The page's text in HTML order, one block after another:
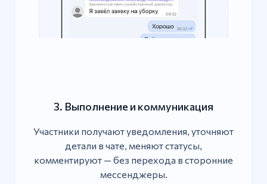
3. Выполнение и коммуникация
Участники получают уведомления, уточняют
детали в чате, меняют статусы,
комментируют — без перехода в сторонние
мессенджеры.